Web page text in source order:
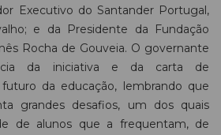
Executivo do Santander Portugal,
e da Presidente da Fundação
Rocha de Gouveia. O governante
da iniciativa e da carta de
da educação, lembrando que
grandes desafios, um dos quais
de alunos que a frequentam, de